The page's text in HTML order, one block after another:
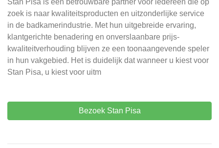
Stan Pisa is een betrouwbare partner voor iedereen die op
zoek is naar kwaliteitsproducten en uitzonderlijke service
in de badkamerindustrie. Met hun uitgebreide ervaring,
klantgerichte benadering en onverslaanbare prijs-
kwaliteitverhouding blijven ze een toonaangevende speler
in hun vakgebied. Het is duidelijk dat wanneer u kiest voor
Stan Pisa, u kiest voor uitm
Bezoek Stan Pisa